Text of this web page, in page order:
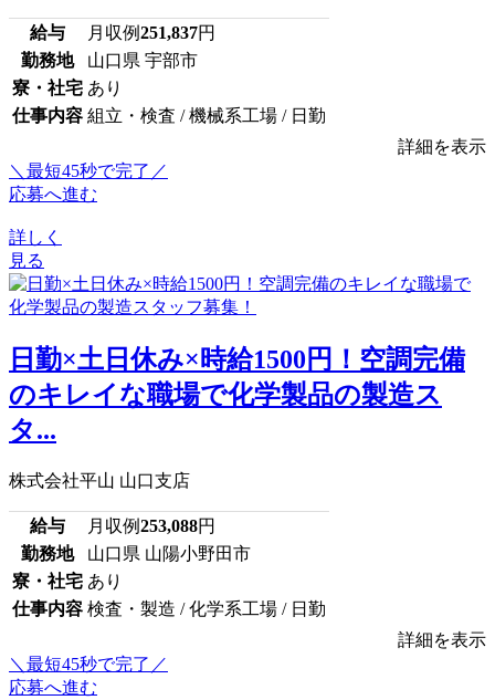
給与 月収例251,837円
勤務地
山口県 宇部市
寮・社宅 あり
仕事内容 組立・検査 / 機械系工場 / 日勤
詳細を表示
＼最短45秒で完了／
応募へ進む
詳しく
見る
日勤×土日休み×時給1500円！空調完備
のキレイな職場で化学製品の製造ス
タ...
株式会社平山 山口支店
給与 月収例253,088円
勤務地
山口県 山陽小野田市
寮・社宅 あり
仕事内容 検査・製造 / 化学系工場 / 日勤
詳細を表示
＼最短45秒で完了／
応募へ進む